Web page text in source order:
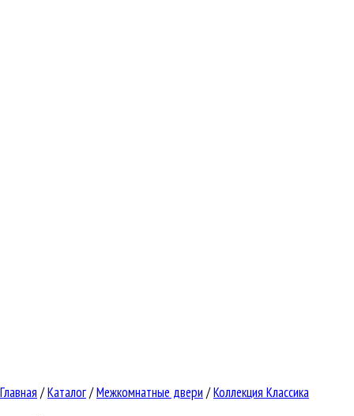
Главная /Каталог/Межкомнатные двери /Коллекция Классика